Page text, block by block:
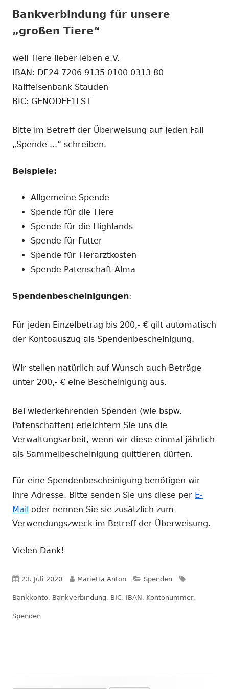
Bankverbindung für unsere
„großen Tiere“
weil Tiere lieber leben e.V.
IBAN: DE24 7206 9135 0100 0313 80
Raiffeisenbank Stauden
BIC: GENODEF1LST
Bitte im Betreff der Überweisung auf jeden Fall
„Spende ...“ schreiben.
Beispiele:
Allgemeine Spende
Spende für die Tiere
Spende für die Highlands
Spende für Futter
Spende für Tierarztkosten
Spende Patenschaft Alma
Spendenbescheinigungen:
Für jeden Einzelbetrag bis 200,- € gilt automatisch
der Kontoauszug als Spendenbescheinigung.
Wir stellen natürlich auf Wunsch auch Beträge
unter 200,- € eine Bescheinigung aus.
Bei wiederkehrenden Spenden (wie bspw.
Patenschaften) erleichtern Sie uns die
Verwaltungsarbeit, wenn wir diese einmal jährlich
als Sammelbescheinigung quittieren dürfen.
Für eine Spendenbescheinigung benötigen wir
Ihre Adresse. Bitte senden Sie uns diese per E-
Mail oder nennen Sie sie zusätzlich zum
Verwendungszweck im Betreff der Überweisung.
Vielen Dank!
Veröffentlicht
am
23. Juli 2020 Autor
Marietta Anton Kategorien
Spenden
Bankkonto, Bankverbindung, BIC, IBAN, Kontonummer,
Spenden